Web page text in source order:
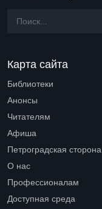
Карта сайта
Библиотеки
Анонсы
Читателям
Афиша
Петроградская сторона
О нас
Профессионалам
Доступная среда